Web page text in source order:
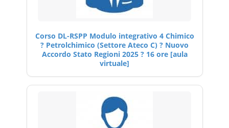
Corso DL-RSPP Modulo integrativo 4 Chimico
? Petrolchimico (Settore Ateco C) ? Nuovo
Accordo Stato Regioni 2025 ? 16 ore [aula
virtuale]